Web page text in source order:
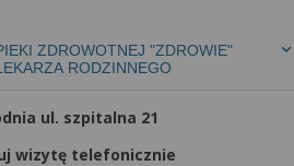
ZDROWOTNEJ "ZDROWIE"
RODZINNEGO
ul. szpitalna 21
wizytę telefonicznie